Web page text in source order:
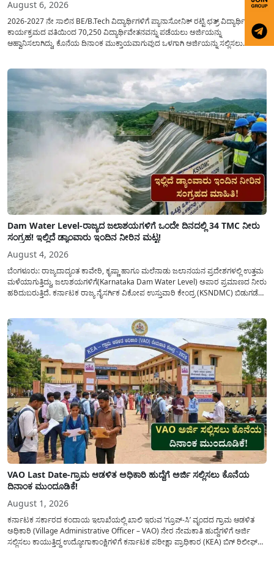
August 6, 2026
2026-2027 ನೇ ಸಾಲಿನ BE/B.Tech ವಿದ್ಯಾರ್ಥಿಗಳಿಗೆ ಪ್ಯಾನಾಸೋನಿಕ್ ರಟ್ಟಿ ಛತ್ರ್ ವಿದ್ಯಾರ್ಥಿವೇತನ
ಕಾರ್ಯಕ್ರಮದ ವತಿಯಿಂದ 70,250 ವಿದ್ಯಾರ್ಥಿವೇತನವನ್ನು ಪಡೆಯಲು ಅರ್ಜಿಯನ್ನು
ಆಹ್ವಾನಿಸಲಾಗಿದ್ದು, ಕೊನೆಯ ದಿನಾಂಕ ಮುಕ್ತಾಯವಾಗುವುದ ಒಳಗಾಗಿ ಅರ್ಜಿಯನ್ನು ಸಲ್ಲಿಸಲು
ಜಾರಿಗೆ...
Dam Water Level-ರಾಜ್ಯದ ಜಲಾಶಯಗಳಿಗೆ ಒಂದೇ ದಿನದಲ್ಲಿ 34 TMC ನೀರು
ಸಂಗ್ರಹ! ಇಲ್ಲಿದೆ ಡ್ಯಾಂವಾರು ಇಂದಿನ ನೀರಿನ ಮಟ್ಟ!
August 4, 2026
ಬೆಂಗಳೂರು: ರಾಜ್ಯದಾದ್ಯಂತ ಕಾವೇರಿ, ಕೃಷ್ಣಾ ಹಾಗೂ ಮಲೆನಾಡು ಜಲಾನಯನ ಪ್ರದೇಶಗಳಲ್ಲಿ ಉತ್ತಮ
ಮಳೆಯಾಗುತ್ತಿದ್ದು, ಜಲಾಶಯಗಳಿಗೆ(Karnataka Dam Water Level) ಅಪಾರ ಪ್ರಮಾಣದ ನೀರು
ಹರಿದುಬರುತ್ತಿದೆ. ಕರ್ನಾಟಕ ರಾಜ್ಯ ನೈಸರ್ಗಿಕ ವಿಕೋಪ ಉಸ್ತುವಾರಿ ಕೇಂದ್ರ (KSNDMC) ಬಿಡುಗಡೆ
VAO Last Date-ಗ್ರಾಮ ಆಡಳಿತ ಅಧಿಕಾರಿ ಹುದ್ದೆಗೆ ಅರ್ಜಿ ಸಲ್ಲಿಸಲು ಕೊನೆಯ
ದಿನಾಂಕ ಮುಂದೂಡಿಕೆ!
August 1, 2026
ಕರ್ನಾಟಕ ಸರ್ಕಾರದ ಕಂದಾಯ ಇಲಾಖೆಯಲ್ಲಿ ಖಾಲಿ ಇರುವ ‘ಗ್ರೂಪ್-ಸಿ’ ವೃಂದದ ಗ್ರಾಮ ಆಡಳಿತ
ಅಧಿಕಾರಿ (Village Administrative Officer – VAO) ನೇರ ನೇಮಕಾತಿ ಹುದ್ದೆಗಳಿಗೆ ಅರ್ಜಿ
ಸಲ್ಲಿಸಲು ಕಾಯುತ್ತಿದ್ದ ಉದ್ಯೋಗಾಕಾಂಕ್ಷಿಗಳಿಗೆ ಕರ್ನಾಟಕ ಪರೀಕ್ಷಾ ಪ್ರಾಧಿಕಾರ (KEA) ಬಿಗ್ ರಿಲೀಫ್